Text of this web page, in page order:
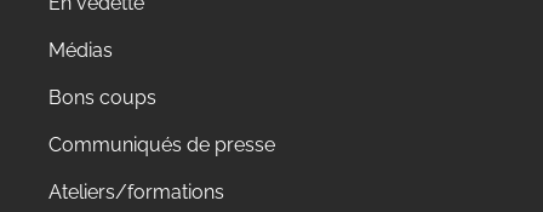
Médias
Bons coups
Communiqués de presse
Ateliers/formations